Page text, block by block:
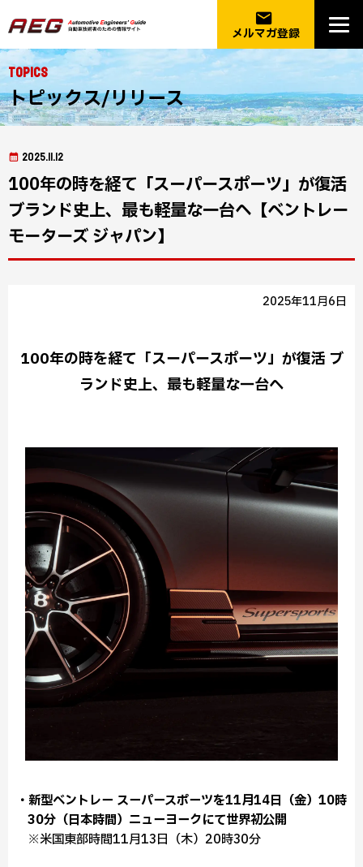
email
メルマガ登録
Topics
トピックス/リリース
2025.11.12
100年の時を経て「スーパースポーツ」が復活
ブランド史上、最も軽量な一台へ【ベントレー
モーターズ ジャパン】
2025年11月6日
100年の時を経て「スーパースポーツ」が復活 ブ
ランド史上、最も軽量な一台へ
・新型ベントレー スーパースポーツを11月14日（金）10時
30分（日本時間）ニューヨークにて世界初公開
※米国東部時間11月13日（木）20時30分